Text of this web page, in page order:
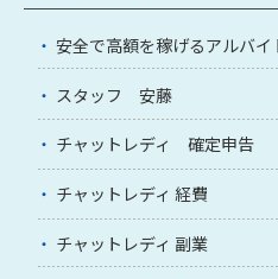
安全で高額を稼げるアルバイ
スタッフ 安藤
チャットレディ 確定申告
チャットレディ 経費
チャットレディ 副業